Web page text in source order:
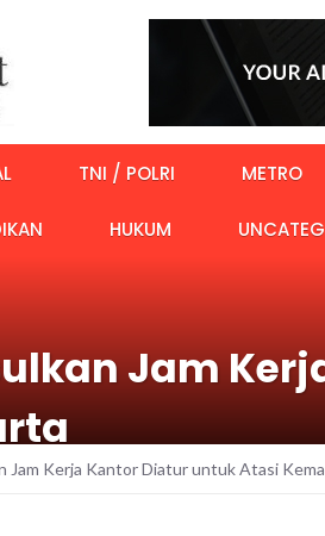
TNI / POLRI METRO
HUKUM
Jam
Jam Kerja Kantor Diatur untuk Atasi